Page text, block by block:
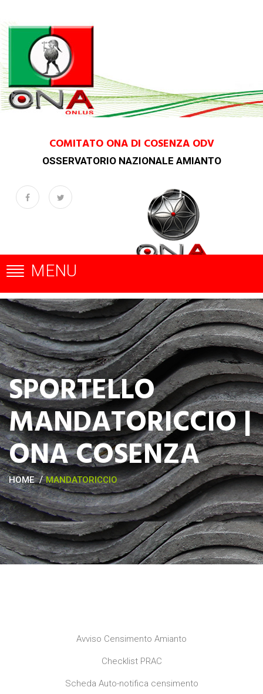
COMITATO ONA DI COSENZA ODV
OSSERVATORIO NAZIONALE AMIANTO
MENU
SPORTELLO
MANDATORICCIO |
ONA COSENZA
HOME MANDATORICCIO
Avviso Censimento Amianto
Checklist PRAC
Scheda Auto-notifica censimento